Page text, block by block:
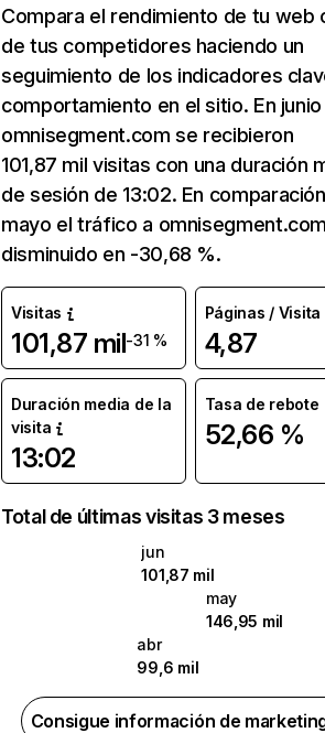
Compara el rendimiento de tu web
de tus competidores haciendo un
seguimiento de los indicadores
comportamiento en el sitio. En junio
omnisegment.com se recibieron
101,87 mil visitas con una duración
de sesión de 13:02. En
mayo el tráfico a
disminuido en -30,68 %.
Visitas
101,87 mil-31 %
Páginas / Visita
4,87
Duración media de la
visita
13:02
Tasa de rebote
52,66 %
Total de últimas visitas 3 meses
jun
101,87 mil
may
146,95 mil
abr
99,6 mil
Consigue información de